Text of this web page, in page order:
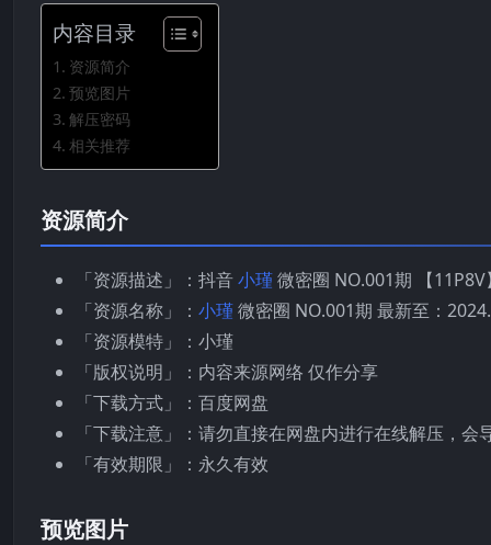
内容目录
资源简介
预览图片
解压密码
相关推荐
资源简介
「资源描述」：抖音小瑾微密圈 NO.001期 【
「资源名称」： 小瑾微密圈 NO.001期 最新至：
「资源模特」：小瑾
「版权说明」：内容来源网络 仅作分享
「下载方式」：百度网盘
「下载注意」：请勿直接在网盘内进行在线解压，
「有效期限」：永久有效
预览图片